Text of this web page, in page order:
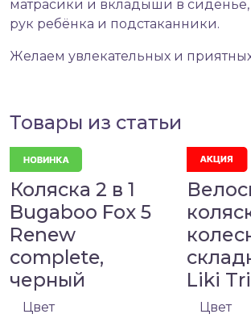
матрасики и вкладыши в
рук ребёнка и подстаканники.
Желаем увлекательных и
Товары из статьи
Коляска 2 в 1
Bugaboo Fox 5
Renew
complete,
черный
Цвет
Liki
Цвет